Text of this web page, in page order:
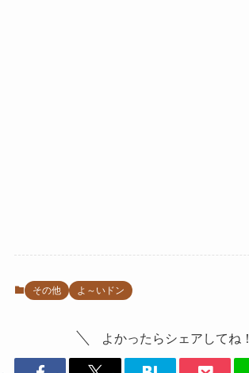
その他 よ～いドン
よかったらシェアしてね！